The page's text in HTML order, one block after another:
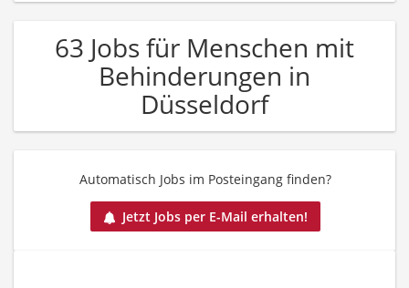
63 Jobs für Menschen mit
Behinderungen in
Düsseldorf
Automatisch Jobs im Posteingang finden?
Jetzt Jobs per E-Mail erhalten!